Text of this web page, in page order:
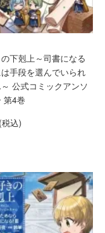
下剋上～司書になる
手段を選んでいられ
公式コミックアンソ
第4巻
込)